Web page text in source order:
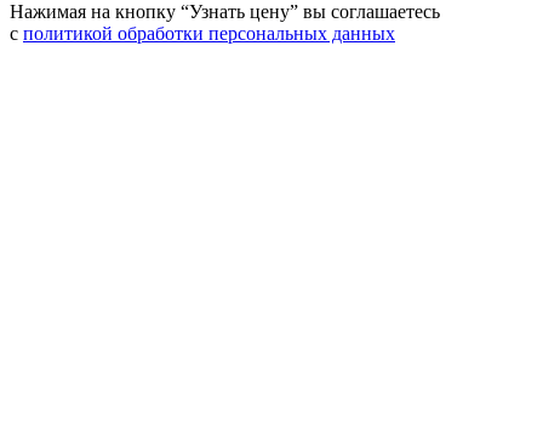
Нажимая на кнопку “Узнать цену” вы соглашаетесь
с политикой обработки персональных данных